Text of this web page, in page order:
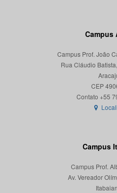
Campus
Campus Prof. João
Rua Cláudio
CEP
Campus
Campus Prof.
Av. Vereador